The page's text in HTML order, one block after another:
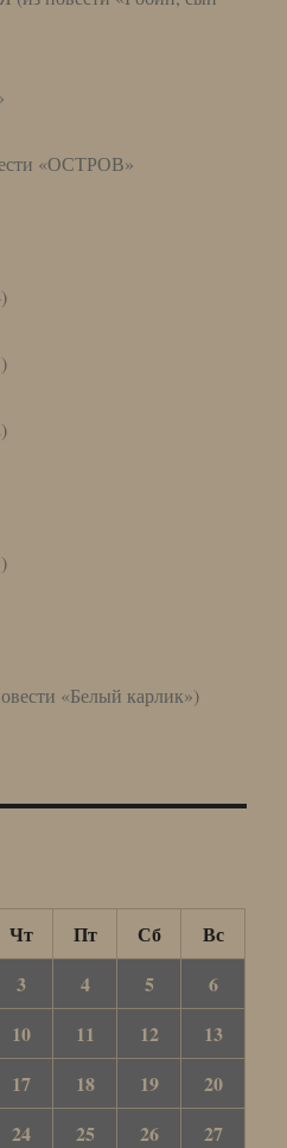
«ОСТРОВ»
«Белый карлик»)
Чт Пт Сб
Вс
3 4 5
6
10 11 12
13
17 18 19
20
24 25 26
27